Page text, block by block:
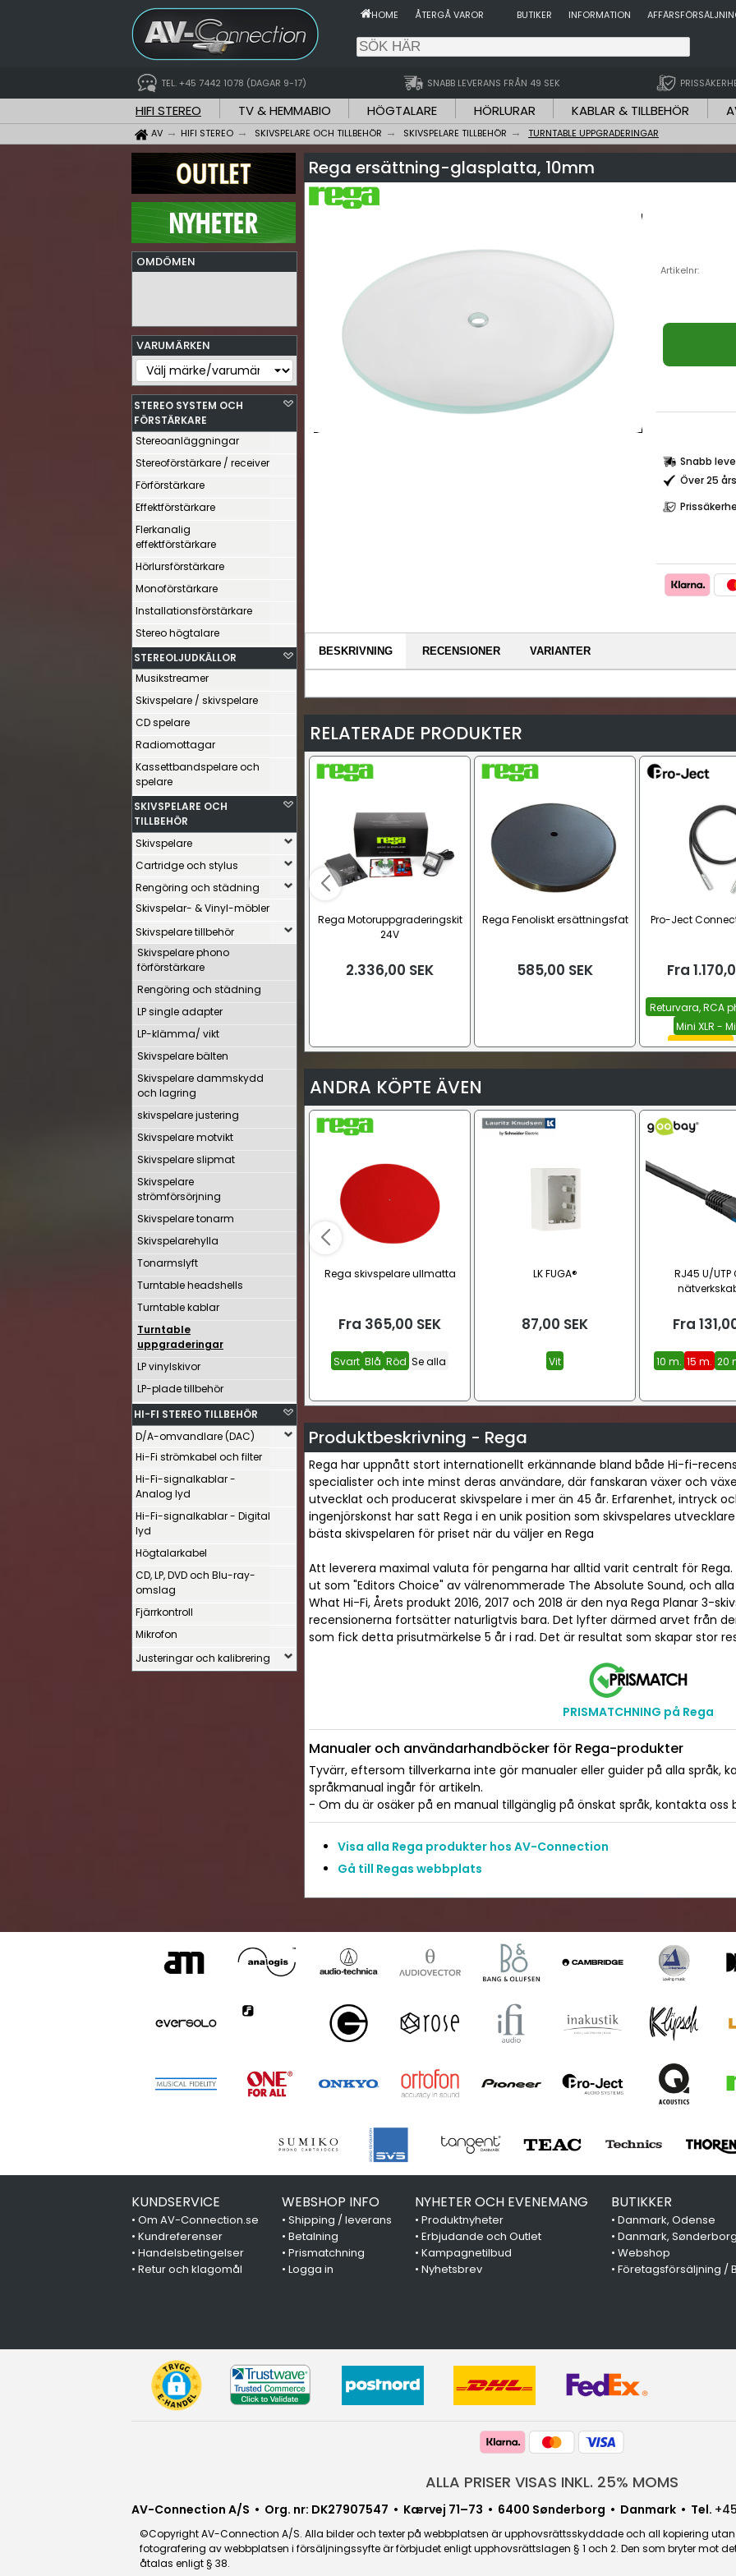
HOME ÅTERGÅ VAROR BUTIKER INFORMATION
TEL. +45 7442 1078 (DAGAR 9-17) SNABB LEVERANS FRÅN 49 SEK
HIFI STEREO TV & HEMMABIO HÖGTALARE HÖRLURAR KABLAR & TILLBEHÖR
AV HIFI STEREO SKIVSPELARE OCH TILLBEHÖR SKIVSPELARE TILLBEHÖR TURNTABLE UPPGRADERINGAR
OMDÖMEN
VARUMÄRKEN
STEREO SYSTEM OCH
FÖRSTÄRKARE
Stereoanläggningar
Stereoförstärkare / receiver
Förförstärkare
Effektförstärkare
Flerkanalig
effektförstärkare
Hörlursförstärkare
Monoförstärkare
Installationsförstärkare
Stereo högtalare
STEREOLJUDKÄLLOR
Musikstreamer
Skivspelare / skivspelare
CD spelare
Radiomottagar
Kassettbandspelare och
spelare
SKIVSPELARE OCH
TILLBEHÖR
Skivspelare
Cartridge och stylus
Rengöring och städning
Skivspelar- & Vinyl-möbler
Skivspelare tillbehör
Skivspelare phono
förförstärkare
Rengöring och städning
LP single adapter
LP-klämma/ vikt
Skivspelare bälten
Skivspelare dammskydd
och lagring
skivspelare justering
Skivspelare motvikt
Skivspelare slipmat
Skivspelare
strömförsörjning
Skivspelare tonarm
Skivspelarehylla
Tonarmslyft
Turntable headshells
Turntable kablar
Turntable
uppgraderingar
LP vinylskivor
LP-plade tillbehör
HI-FI STEREO TILLBEHÖR
D/A-omvandlare (DAC)
Hi-Fi strömkabel och filter
Hi-Fi-signalkablar -
Analog lyd
Hi-Fi-signalkablar - Digital
lyd
Högtalarkabel
CD, LP, DVD och Blu-ray-
omslag
Fjärrkontroll
Mikrofon
Justeringar och kalibrering
Rega ersättning-glasplatta, 10mm
Artikelnr:
Snabb
Över 25
BESKRIVNING RECENSIONER VARIANTER
RELATERADE PRODUKTER
Rega Motoruppgraderingskit
24V
2.336,00 SEK
Rega Fenoliskt ersättningsfat
585,00 SEK
Pro-Ject
Fra
Returvara, RCA
XLR
Mini XLR -
5P - Mini XLR
ANDRA KÖPTE ÄVEN
Rega skivspelare ullmatta
Fra 365,00 SEK
Svart Blå Röd Se alla
LK FUGA®
87,00 SEK
Vit
RJ45 U/UTP
Fra
10 m. 15 m. 20
Produktbeskrivning - Rega
Rega har uppnått stort internationellt erkännande bland både Hi-fi-
specialister och inte minst deras användare, där fanskaran växer och
utvecklat och producerat skivspelare i mer än 45 år. Erfarenhet, intryck
ingenjörskonst har satt Rega i en unik position som skivspelares
bästa skivspelaren för priset när du väljer en Rega
Att leverera maximal valuta för pengarna har alltid varit centralt för
ut som "Editors Choice" av välrenommerade The Absolute Sound, och
What Hi-Fi, Årets produkt 2016, 2017 och 2018 är den nya Rega Planar 3-
recensionerna fortsätter naturligtvis bara. Det lyfter därmed arvet från
som fick detta prisutmärkelse 5 år i rad. Det är resultat som skapar stor
PRISMATCHNING på Rega
Manualer och användarhandböcker för Rega-produkter
Tyvärr, eftersom tillverkarna inte gör manualer eller guider på alla språk,
språkmanual ingår för artikeln.
- Om du är osäker på en manual tillgänglig på önskat språk, kontakta oss
Visa alla Rega produkter hos AV-Connection
Gå till Regas webbplats
KUNDSERVICE
• Om AV-Connection.se
• Kundreferenser
• Handelsbetingelser
• Retur och klagomål
WEBSHOP INFO
• Shipping / leverans
• Betalning
• Prismatchning
• Logga in
NYHETER OCH EVENEMANG
• Produktnyheter
• Erbjudande och Outlet
• Kampagnetilbud
• Nyhetsbrev
BUTIKKER
• Danmark, Odense
• Danmark, Sønderborg
• Webshop
• Företagsförsäljning /
ALLA PRISER VISAS INKL. 25% MOMS
AV-Connection A/S • Org. nr: DK27907547 • Kærvej 71–73 • 6400 Sønderborg • Danmark • Tel.
©Copyright AV-Connection A/S. Alla bilder och texter på webbplatsen är upphovsrättsskyddade och all kopiering
fotografering av webbplatsen i försäljningssyfte är förbjudet enligt upphovsrättslagen § 1 och 2. Den som bryter mot
åtalas enligt § 38.